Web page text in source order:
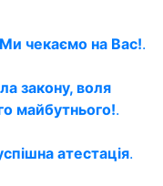
чекаємо на Вас!.
закону, воля
майбутнього!.
атестація.